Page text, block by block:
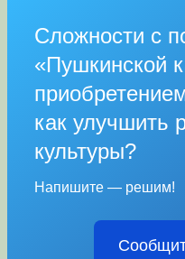
Сложности с
«Пушкинской
как улучшить
культуры?
Напишите — решим!